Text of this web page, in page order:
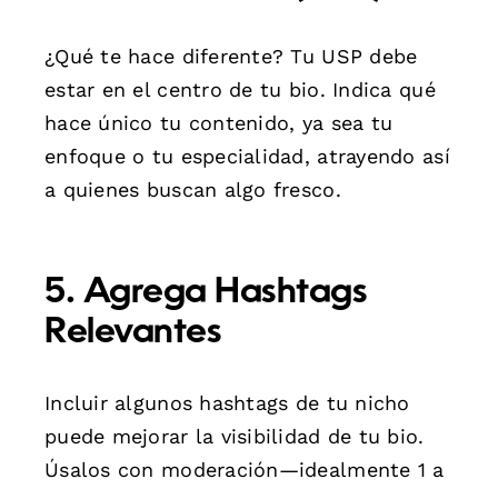
¿Qué te hace diferente? Tu USP debe
estar en el centro de tu bio. Indica qué
hace único tu contenido, ya sea tu
enfoque o tu especialidad, atrayendo así
a quienes buscan algo fresco.
5. Agrega Hashtags
Relevantes
Incluir algunos hashtags de tu nicho
puede mejorar la visibilidad de tu bio.
Úsalos con moderación—idealmente 1 a